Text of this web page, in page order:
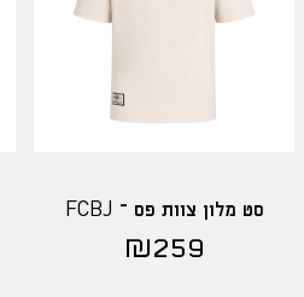
סט מלון צוות פס – FCBJ
₪259